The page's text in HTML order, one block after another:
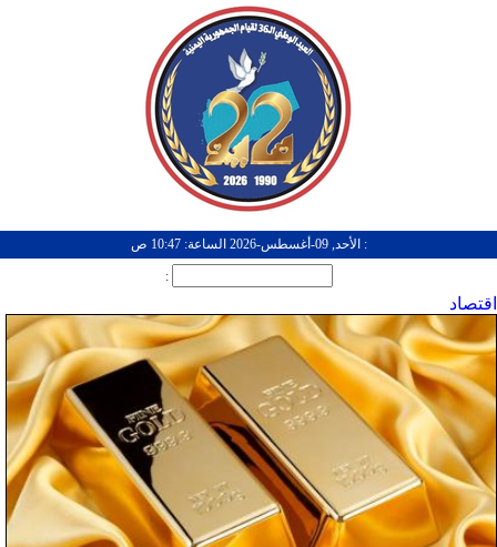
: الأحد, 09-أغسطس-2026 الساعة: 10:47 ص
:
اقتصاد